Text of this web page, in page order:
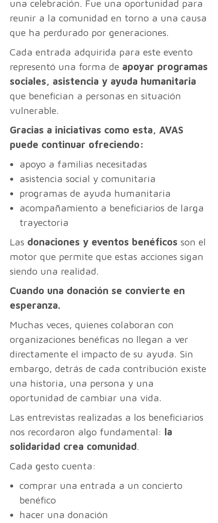
una celebración. Fue una oportunidad para
reunir a la comunidad en torno a una causa
que ha perdurado por generaciones.
Cada entrada adquirida para este evento
representó una forma de apoyar programas
sociales, asistencia y ayuda humanitaria
que benefician a personas en situación
vulnerable.
Gracias a iniciativas como esta, AVAS
puede continuar ofreciendo:
apoyo a familias necesitadas
asistencia social y comunitaria
programas de ayuda humanitaria
acompañamiento a beneficiarios de larga
trayectoria
Las donaciones y eventos benéficos son el
motor que permite que estas acciones sigan
siendo una realidad.
Cuando una donación se convierte en
esperanza.
Muchas veces, quienes colaboran con
organizaciones benéficas no llegan a ver
directamente el impacto de su ayuda. Sin
embargo, detrás de cada contribución existe
una historia, una persona y una
oportunidad de cambiar una vida.
Las entrevistas realizadas a los beneficiarios
nos recordaron algo fundamental: la
solidaridad crea comunidad.
Cada gesto cuenta:
comprar una entrada a un concierto
benéfico
hacer una donación